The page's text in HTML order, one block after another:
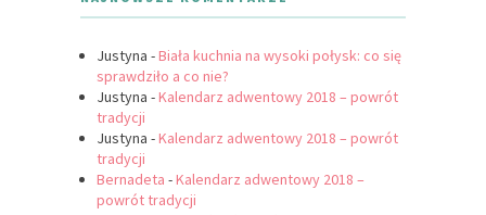
Justyna -Biała kuchnia na wysoki połysk: co się
sprawdziło a co nie?
Justyna -Kalendarz adwentowy 2018 – powrót
tradycji
Justyna -Kalendarz adwentowy 2018 – powrót
tradycji
Bernadeta -Kalendarz adwentowy 2018 –
powrót tradycji